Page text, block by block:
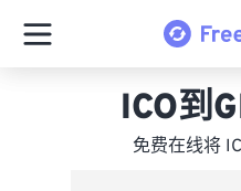
ICO到
免费在线将